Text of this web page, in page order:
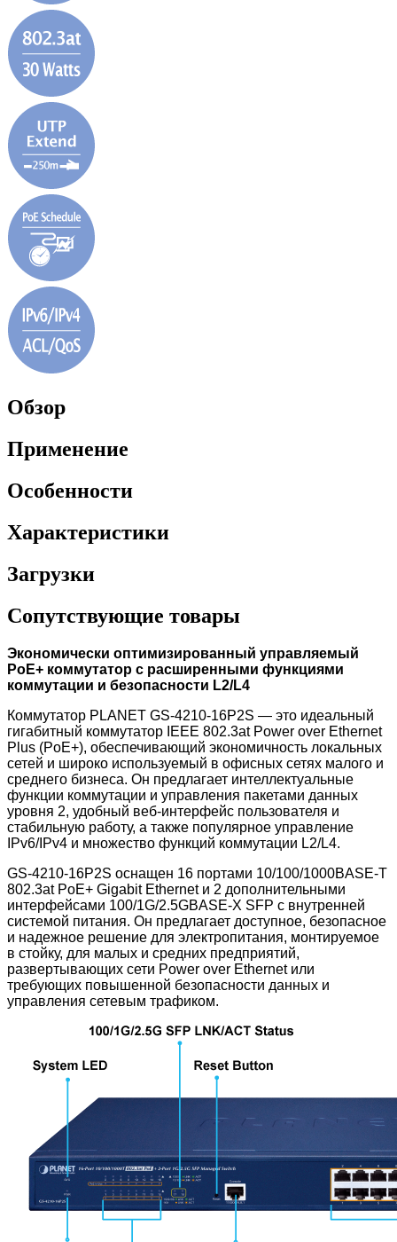
Обзор
Применение
Особенности
Характеристики
Загрузки
Сопутствующие товары
Экономически оптимизированный управляемый
PoE+ коммутатор с расширенными функциями
коммутации и безопасности L2/L4
Коммутатор PLANET GS-4210-16P2S — это идеальный
гигабитный коммутатор IEEE 802.3at Power over Ethernet
Plus (PoE+), обеспечивающий экономичность локальных
сетей и широко используемый в офисных сетях малого и
среднего бизнеса. Он предлагает интеллектуальные
функции коммутации и управления пакетами данных
уровня 2, удобный веб-интерфейс пользователя и
стабильную работу, а также популярное управление
IPv6/IPv4 и множество функций коммутации L2/L4.
GS-4210-16P2S оснащен 16 портами 10/100/1000BASE-T
802.3at PoE+ Gigabit Ethernet и 2 дополнительными
интерфейсами 100/1G/2.5GBASE-X SFP с внутренней
системой питания. Он предлагает доступное, безопасное
и надежное решение для электропитания, монтируемое
в стойку, для малых и средних предприятий,
развертывающих сети Power over Ethernet или
требующих повышенной безопасности данных и
управления сетевым трафиком.